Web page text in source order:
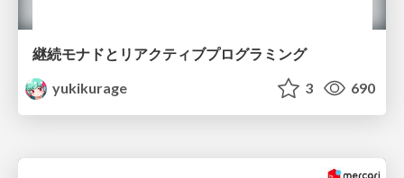
継続モナドとリアクティブプログラミング
yukikurage
3 690